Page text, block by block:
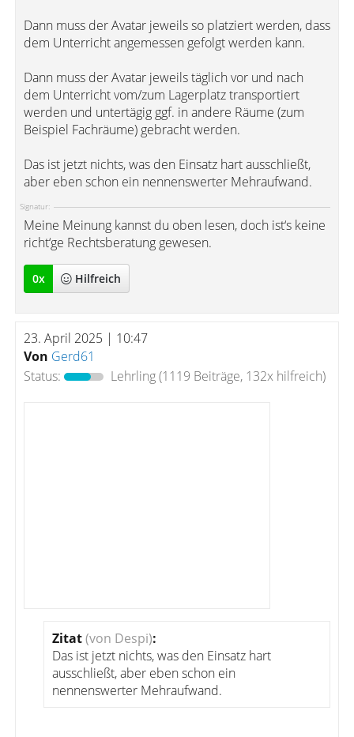
Dann muss der Avatar jeweils so platziert werden, dass
dem Unterricht angemessen gefolgt werden kann.
Dann muss der Avatar jeweils täglich vor und nach
dem Unterricht vom/zum Lagerplatz transportiert
werden und untertägig ggf. in andere Räume (zum
Beispiel Fachräume) gebracht werden.
Das ist jetzt nichts, was den Einsatz hart ausschließt,
aber eben schon ein nennenswerter Mehraufwand.
Signatur:
Meine Meinung kannst du oben lesen, doch ist‘s keine
richt‘ge Rechtsberatung gewesen.
0x Hilfreich
23. April 2025 | 10:47
Von Gerd61
Status:
Lehrling(1119 Beiträge, 132x hilfreich)
Zitat(von Despi):
Das ist jetzt nichts, was den Einsatz hart
ausschließt, aber eben schon ein
nennenswerter Mehraufwand.